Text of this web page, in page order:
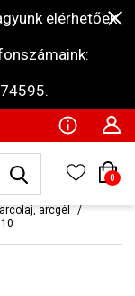
elérhetőek
0
arcgél